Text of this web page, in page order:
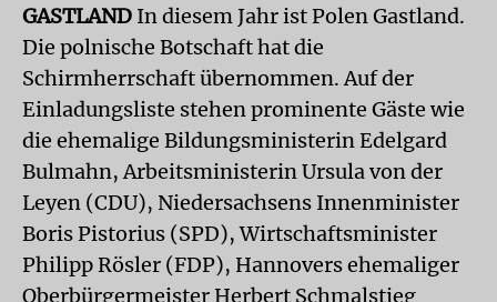
GASTLAND In diesem Jahr ist Polen Gastland.
Die polnische Botschaft hat die
Schirmherrschaft übernommen. Auf der
Einladungsliste stehen prominente Gäste wie
die ehemalige Bildungsministerin Edelgard
Bulmahn, Arbeitsministerin Ursula von der
Leyen (CDU), Niedersachsens Innenminister
Boris Pistorius (SPD), Wirtschaftsminister
Philipp Rösler (FDP), Hannovers ehemaliger
Oberbürgermeister Herbert Schmalstieg